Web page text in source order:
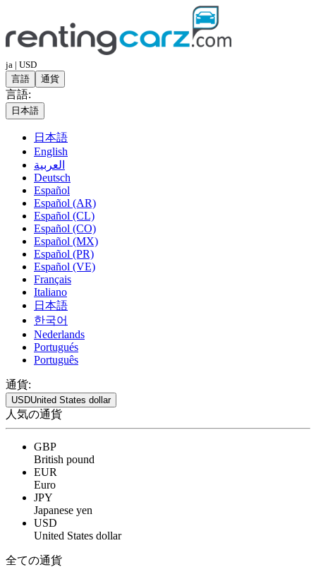
ja | USD
言語
通貨
言語:
日本語
日本語
English
العربية
Deutsch
Español
Español (AR)
Español (CL)
Español (CO)
Español (MX)
Español (PR)
Español (VE)
Français
Italiano
日本語
한국어
Nederlands
Portugués
Português
通貨:
USDUnited States dollar
人気の通貨
GBP
British pound
EUR
Euro
JPY
Japanese yen
USD
United States dollar
全ての通貨